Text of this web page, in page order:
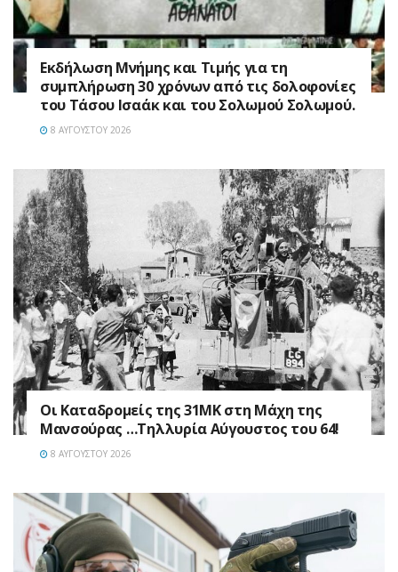
Εκδήλωση Μνήμης και Τιμής για τη
συμπλήρωση 30 χρόνων από τις δολοφονίες
του Τάσου Ισαάκ και του Σολωμού Σολωμού.
8 ΑΥΓΟΎΣΤΟΥ 2026
Οι Καταδρομείς της 31ΜΚ στη Mάχη της
Μανσούρας …Τηλλυρία Αύγουστος του 64!
8 ΑΥΓΟΎΣΤΟΥ 2026